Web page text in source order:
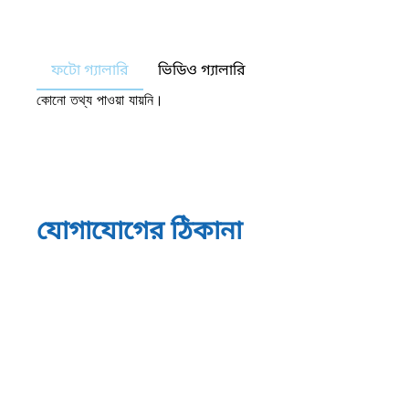
ফটো গ্যালারি ভিডিও গ্যালারি
কোনো তথ্য পাওয়া যায়নি।
যোগাযোগের ঠিকানা